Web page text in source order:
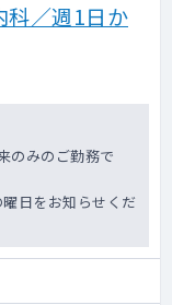
科／週1日か
のみのご勤務で
日をお知らせくだ